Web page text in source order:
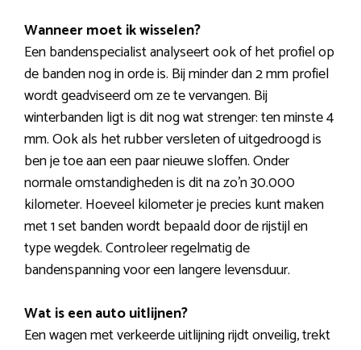
Wanneer moet ik wisselen?
Een bandenspecialist analyseert ook of het profiel op
de banden nog in orde is. Bij minder dan 2 mm profiel
wordt geadviseerd om ze te vervangen. Bij
winterbanden ligt is dit nog wat strenger: ten minste 4
mm. Ook als het rubber versleten of uitgedroogd is
ben je toe aan een paar nieuwe sloffen. Onder
normale omstandigheden is dit na zo’n 30.000
kilometer. Hoeveel kilometer je precies kunt maken
met 1 set banden wordt bepaald door de rijstijl en
type wegdek. Controleer regelmatig de
bandenspanning voor een langere levensduur.
Wat is een auto uitlijnen?
Een wagen met verkeerde uitlijning rijdt onveilig, trekt